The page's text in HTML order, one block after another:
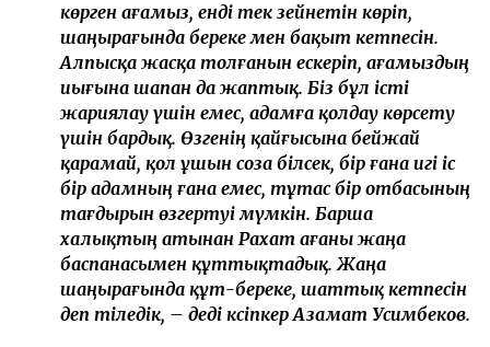
көрген ағамыз, енді тек зейнетін көріп,
шаңырағында береке мен бақыт кетпесін.
Алпысқа жасқа толғанын ескеріп, ағамыздың
иығына шапан да жаптық. Біз бұл істі
жариялау үшін емес, адамға қолдау көрсету
үшін бардық. Өзгенің қайғысына бейжай
қарамай, қол ұшын соза білсек, бір ғана игі іс
бір адамның ғана емес, тұтас бір отбасының
тағдырын өзгертуі мүмкін. Барша
халықтың атынан Рахат ағаны жаңа
баспанасымен құттықтадық. Жаңа
шаңырағында құт-береке, шаттық кетпесін
деп тіледік, – деді кәсіпкер Азамат Усимбеков.